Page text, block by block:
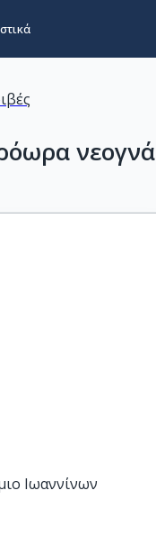
νεογνά
Ιωαννίνων